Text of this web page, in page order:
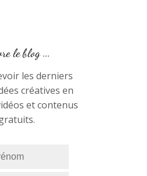
le blog ...
les derniers
créatives en
et contenus